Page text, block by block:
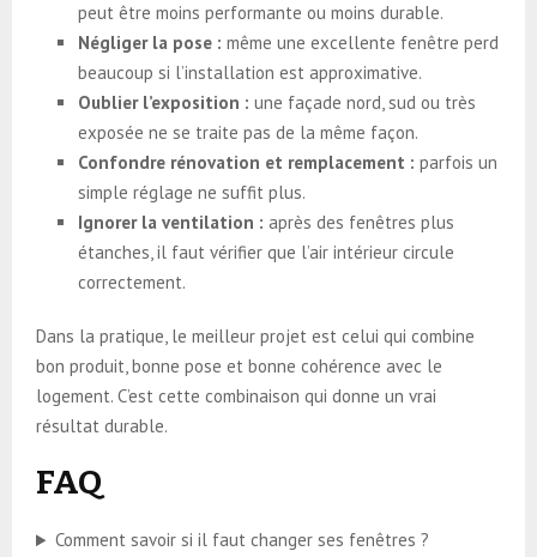
peut être moins performante ou moins durable.
Négliger la pose : même une excellente fenêtre perd
beaucoup si l’installation est approximative.
Oublier l’exposition : une façade nord, sud ou très
exposée ne se traite pas de la même façon.
Confondre rénovation et remplacement : parfois un
simple réglage ne suffit plus.
Ignorer la ventilation : après des fenêtres plus
étanches, il faut vérifier que l’air intérieur circule
correctement.
Dans la pratique, le meilleur projet est celui qui combine
bon produit, bonne pose et bonne cohérence avec le
logement. C’est cette combinaison qui donne un vrai
résultat durable.
FAQ
Comment savoir si il faut changer ses fenêtres ?